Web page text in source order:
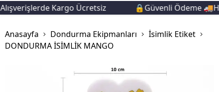
Kargo Ücretsiz 🔒Güvenli Ödeme
Anasayfa Dondurma Ekipmanları
İsimlik Etiket
DONDURMA İSİMLİK MANGO